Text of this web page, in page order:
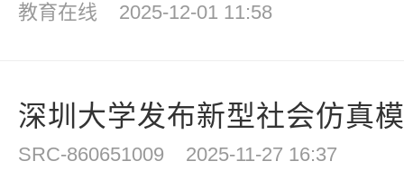
教育在线 2025-12-01 11:58
深圳大学发布新型社会仿真
SRC-860651009 2025-11-27 16:37